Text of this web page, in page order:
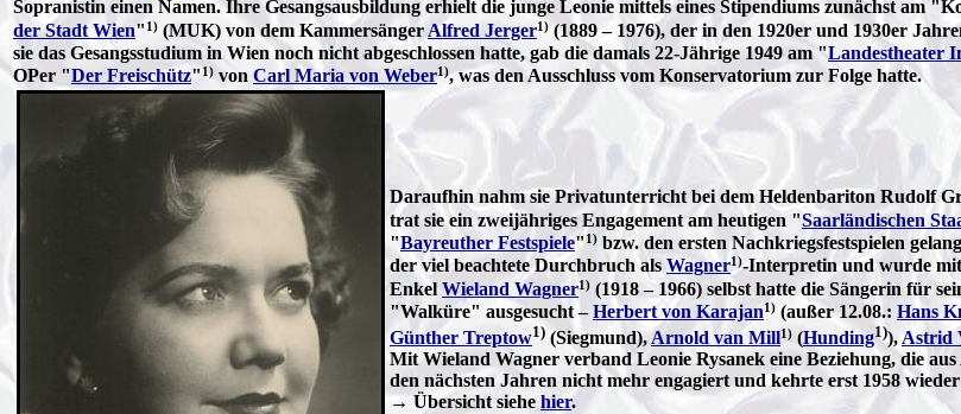
Sopranistin einen Namen. Ihre Gesangsausbildung erhielt die junge Leonie mittels eines Stipendiums zunächst am
der Stadt Wien" 1) (MUK) von dem KammersängerAlfred Jerger1)(1889 – 1976), der in den 1920er und 1930er
sie das Gesangsstudium in Wien noch nicht abgeschlossen hatte, gab die damals 22-Jährige 1949 am "Landestheater
OPer "Der Freischütz"1) von Carl Maria von Weber1), was den Ausschluss vom Konservatorium zur Folge hatte.
Daraufhin nahm sie Privatunterricht bei dem Heldenbariton Rudolf
trat sie ein zweijähriges Engagement am heutigen "Saarländischen
"Bayreuther Festspiele"1) bzw. den ersten Nachkriegsfestspielen
der viel beachtete Durchbruch als Wagner1)-Interpretin und wurde
EnkelWieland Wagner1) (1918 – 1966) selbst hatte die Sängerin für
"Walküre" ausgesucht –Herbert von Karajan1) (außer 12.08.: Hans
Günther Treptow1) (Siegmund),Arnold van Mill1) (Hunding1)), Astrid
Mit Wieland Wagner verband Leonie Rysanek eine Beziehung, die
den nächsten Jahren nicht mehr engagiert und kehrte erst 1958
→ Übersicht siehe hier.